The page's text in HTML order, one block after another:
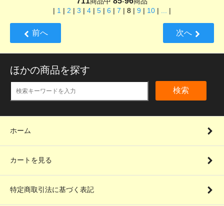
| 1 | 2 | 3 | 4 | 5 | 6 | 7 | 8 | 9 | 10 | ... |
前へ 次へ
ほかの商品を探す
検索
ホーム
カートを見る
特定商取引法に基づく表記